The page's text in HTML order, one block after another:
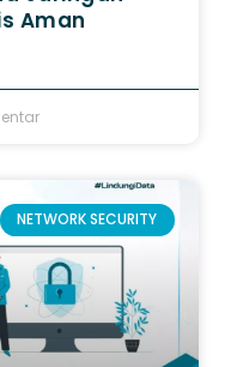
Aman
NETWORK SECURITY